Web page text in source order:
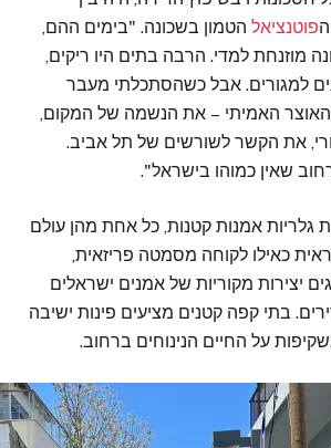
פוטנציאל הטמון בשכונה. "בימים ההם,
מוזנחת למדי. הרבה בתים היו ריקים,
למגורים. אבל כשהסתכלתי מעבר
האמיתי – את הנשמה של המקום,
את הקשר לשורשים של תל אביב.
שאין כמוהו בישראל".
גלריות אמנות קטנות, כל אחת מהן עולם
כאילו לקוחה מסמטה פריזאית,
יצירות מקוריות של אמנים ישראלים
בתי קפה קטנים מציעים פינות ישיבה
על החיים הנינוחים ברחוב.